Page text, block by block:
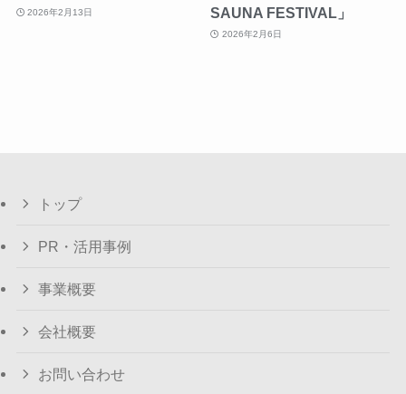
2026年2月13日
SAUNA FESTIVAL」
2026年2月6日
トップ
PR・活用事例
事業概要
会社概要
お問い合わせ